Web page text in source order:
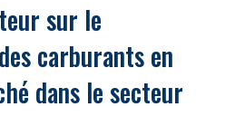
sur le
carburants en
dans le secteur